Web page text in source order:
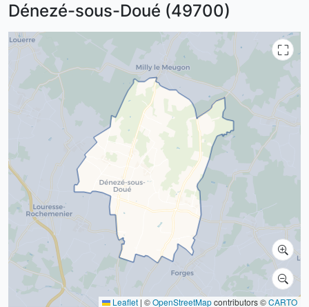
Dénezé-sous-Doué (49700)
Leaflet | ©OpenStreetMapcontributors ©CARTO